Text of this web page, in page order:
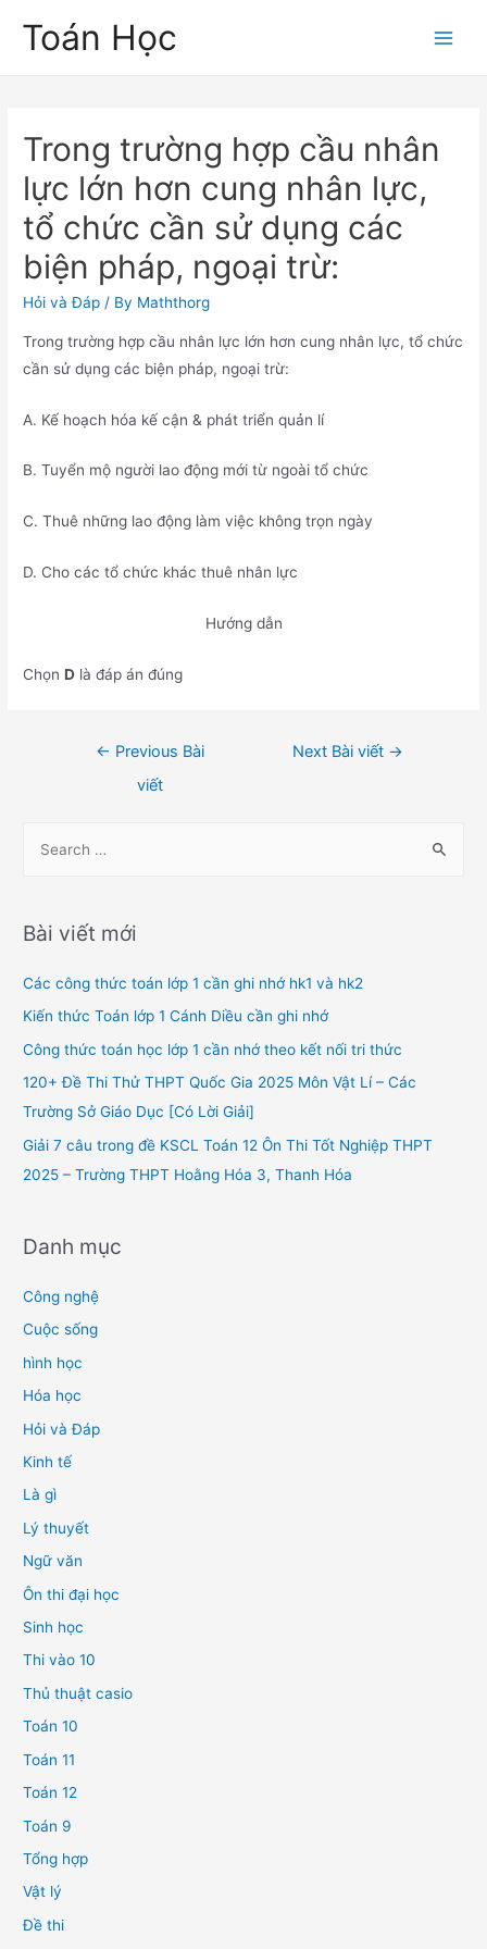
Toán Học
Trong trường hợp cầu nhân
lực lớn hơn cung nhân lực,
tổ chức cần sử dụng các
biện pháp, ngoại trừ:
Hỏi và Đáp / By Maththorg
Trong trường hợp cầu nhân lực lớn hơn cung nhân lực, tổ chức
cần sử dụng các biện pháp, ngoại trừ:
A. Kế hoạch hóa kế cận & phát triển quản lí
B. Tuyển mộ người lao động mới từ ngoài tổ chức
C. Thuê những lao động làm việc không trọn ngày
D. Cho các tổ chức khác thuê nhân lực
Hướng dẫn
ChọnD là đáp án đúng
← Previous Bài
viết
Next Bài viết →
r
h
f
o
Bài viết mới
Các công thức toán lớp 1 cần ghi nhớ hk1 và hk2
Kiến thức Toán lớp 1 Cánh Diều cần ghi nhớ
Công thức toán học lớp 1 cần nhớ theo kết nối tri thức
120+ Đề Thi Thử THPT Quốc Gia 2025 Môn Vật Lí – Các
Trường Sở Giáo Dục [Có Lời Giải]
Giải 7 câu trong đề KSCL Toán 12 Ôn Thi Tốt Nghiệp THPT
2025 – Trường THPT Hoằng Hóa 3, Thanh Hóa
Danh mục
Công nghệ
Cuộc sống
hình học
Hóa học
Hỏi và Đáp
Kinh tế
Là gì
Lý thuyết
Ngữ văn
Ôn thi đại học
Sinh học
Thi vào 10
Thủ thuật casio
Toán 10
Toán 11
Toán 12
Toán 9
Tổng hợp
Vật lý
Đề thi